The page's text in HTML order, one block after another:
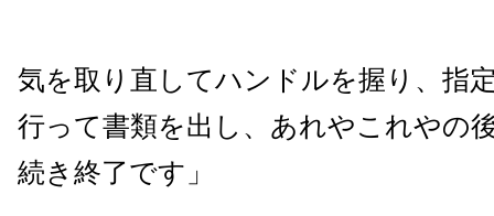
気を取り直してハンドルを握り、指
行って書類を出し、あれやこれやの
続き終了です」